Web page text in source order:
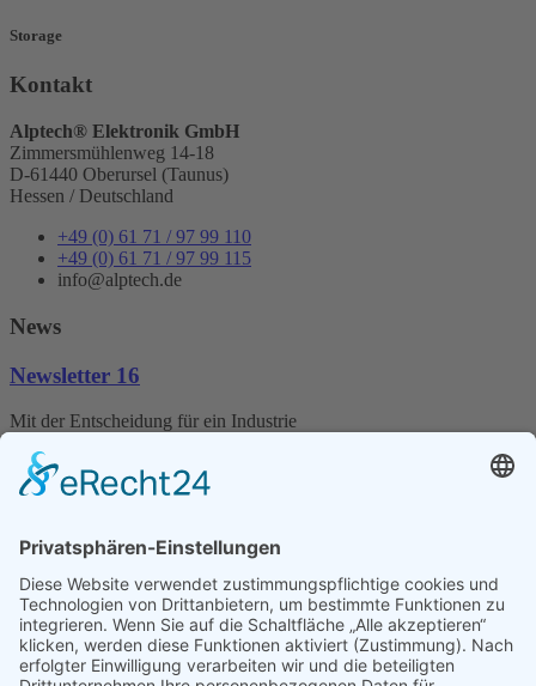
Storage
Kontakt
Alptech® Elektronik GmbH
Zimmersmühlenweg 14-18
D-61440 Oberursel (Taunus)
Hessen / Deutschland
+49 (0) 61 71 / 97 99 110
+49 (0) 61 71 / 97 99 115
info@alptech.de
News
Newsletter 16
Mit der Entscheidung für ein Industrie
Unsere Mainboards sind aktuell für Intel-Prozessoren aber auch Für
AMD-